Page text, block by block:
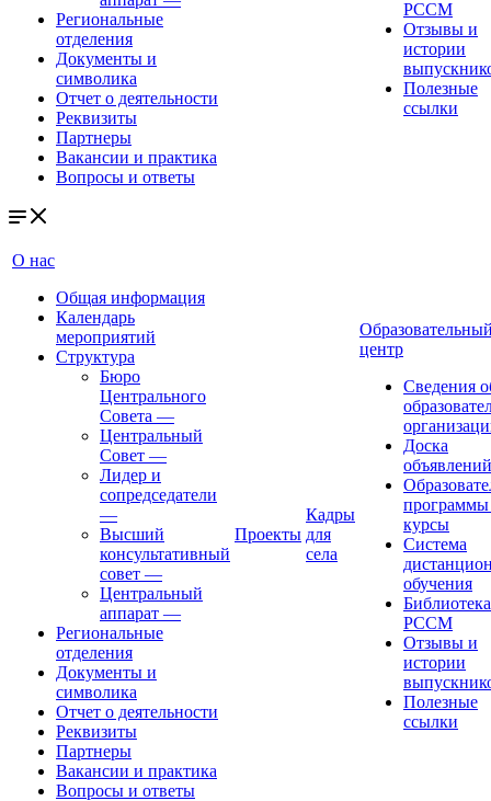
Региональные
отделения
Документы и
символика
Отчет о деятельности
Реквизиты
Партнеры
Вакансии и практика
Вопросы и ответы
РССМ
Отзывы и
истории
Полезные
ссылки
О нас
Общая информация
Календарь
мероприятий
Структура
Бюро
Центрального
Совета —
Центральный
Совет —
Лидер и
сопредседатели
—
Высший
консультативный
совет —
Центральный
аппарат —
Региональные
отделения
Документы и
символика
Отчет о деятельности
Реквизиты
Партнеры
Вакансии и практика
Вопросы и ответы
Проекты
Кадры
для
села
центр
Сведения
Доска
объявлений
курсы
Система
обучения
Библиотека
РССМ
Отзывы и
истории
Полезные
ссылки